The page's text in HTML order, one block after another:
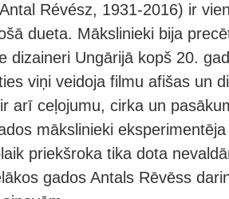
Révész, 1931-2016) ir
dueta. Mākslinieki bija
dizaineri Ungārijā kopš 20.
viņi veidoja filmu afišas un
arī ceļojumu, cirka un
mākslinieki
priekšroka tika dota
gados Antals Rēvēss